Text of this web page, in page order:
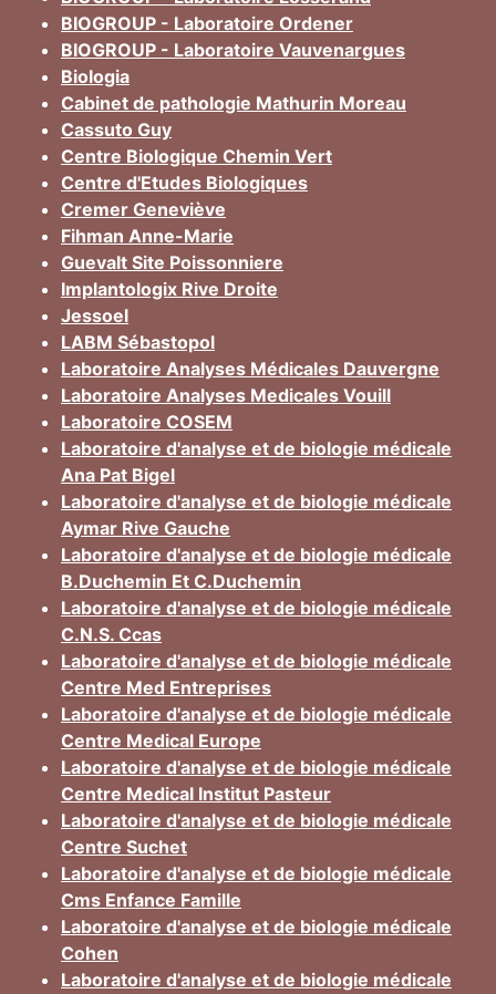
BIOGROUP - Laboratoire Ordener
BIOGROUP - Laboratoire Vauvenargues
Biologia
Cabinet de pathologie Mathurin Moreau
Cassuto Guy
Centre Biologique Chemin Vert
Centre d'Etudes Biologiques
Cremer Geneviève
Fihman Anne-Marie
Guevalt Site Poissonniere
Implantologix Rive Droite
Jessoel
LABM Sébastopol
Laboratoire Analyses Médicales Dauvergne
Laboratoire Analyses Medicales Vouill
Laboratoire COSEM
Laboratoire d'analyse et de biologie médicale
Ana Pat Bigel
Laboratoire d'analyse et de biologie médicale
Aymar Rive Gauche
Laboratoire d'analyse et de biologie médicale
B.Duchemin Et C.Duchemin
Laboratoire d'analyse et de biologie médicale
C.N.S. Ccas
Laboratoire d'analyse et de biologie médicale
Centre Med Entreprises
Laboratoire d'analyse et de biologie médicale
Centre Medical Europe
Laboratoire d'analyse et de biologie médicale
Centre Medical Institut Pasteur
Laboratoire d'analyse et de biologie médicale
Centre Suchet
Laboratoire d'analyse et de biologie médicale
Cms Enfance Famille
Laboratoire d'analyse et de biologie médicale
Cohen
Laboratoire d'analyse et de biologie médicale